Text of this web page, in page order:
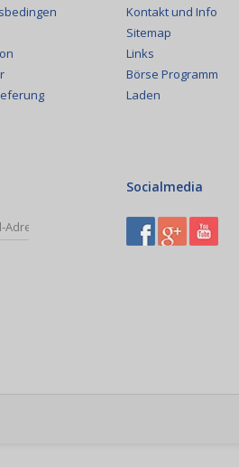
Kontakt und Info
Sitemap
Links
Börse Programm
Laden
Socialmedia